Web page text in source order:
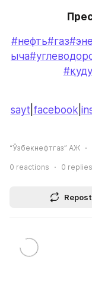
#нефть#газ
ыча
sayt facebook
“Ўзбекнефтгаз” АЖ
0 reactions 0 replies
Repost